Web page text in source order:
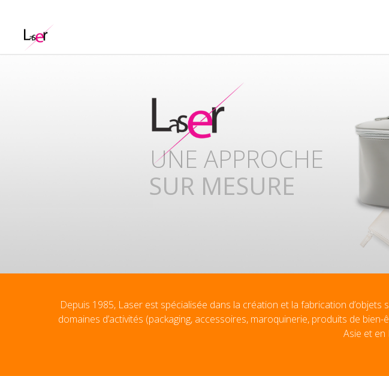
COMPETENCES
UNISSONS NOS
Depuis 1985, Laser est spécialisée dans la création et la fabrication
domaines d’activités (packaging, accessoires, maroquinerie, produits de
Asie et en